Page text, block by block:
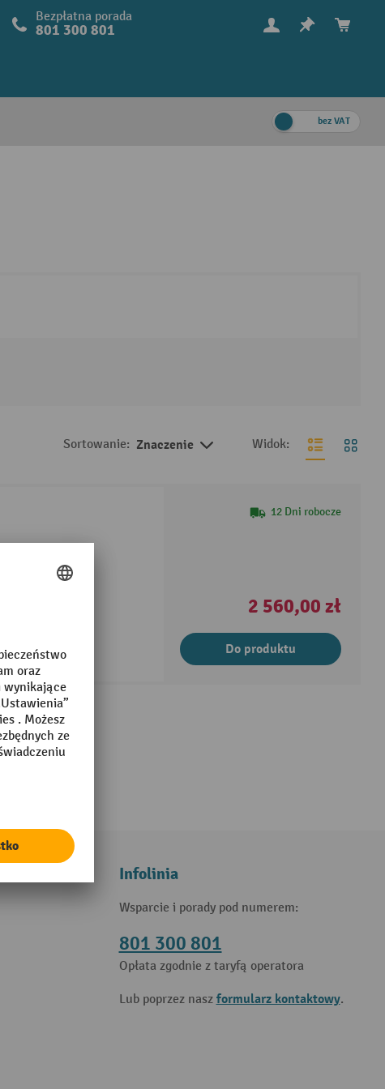
Bezpłatna porada
801 300 801
bez VAT
Sortowanie: Znaczenie Widok:
12 Dni robocze
2 560,00 zł
Do produktu
Infolinia
Wsparcie i porady pod numerem:
801 300 801
Opłata zgodnie z taryfą operatora
Lub poprzez nasz formularz kontaktowy.